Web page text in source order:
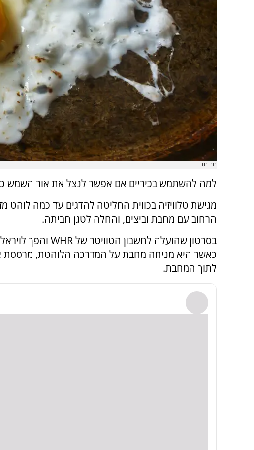
חביתה
למה להשתמש בכיריים אם אפשר לנצל את אור השמש
מגישת טלוויזיה בכווית החליטה להדגים עד כמה לוהט
הרחוב עם מחבת וביצים, והחלה לטגן חביתה.
בסרטון שהועלה לחשבון הטוויטר שלWHR והפך
כאשר היא מניחה מחבת על המדרכה הלוהטת, מרססת
לתוך המחבת.